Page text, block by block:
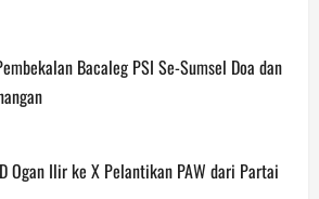
Bacaleg PSI Se-Sumsel Doa dan
Ogan Ilir ke X Pelantikan PAW dari Partai